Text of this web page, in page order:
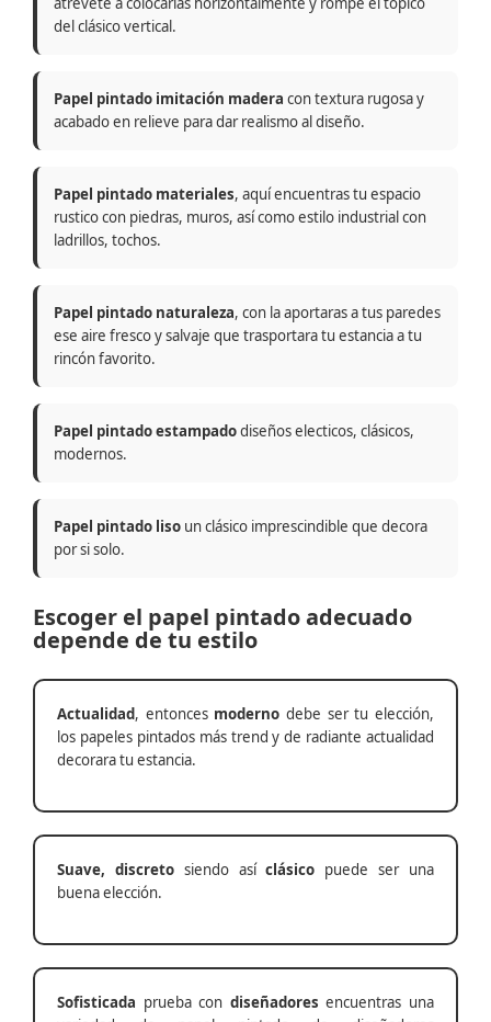
del clásico vertical.
Papel pintado imitación madera con textura rugosa y
acabado en relieve para dar realismo al diseño.
Papel pintado materiales, aquí encuentras tu espacio
rustico con piedras, muros, así como estilo industrial con
ladrillos, tochos.
Papel pintado naturaleza, con la aportaras a tus paredes
ese aire fresco y salvaje que trasportara tu estancia a tu
rincón favorito.
Papel pintado estampadodiseños electicos, clásicos,
modernos.
Papel pintado liso un clásico imprescindible que decora
por si solo.
Escoger el papel pintado adecuado
depende de tu estilo
Actualidad, entonces moderno debe ser tu elección,
los papeles pintados más trend y de radiante actualidad
decorara tu estancia.
Suave, discretosiendo asíclásico puede ser una
buena elección.
Sofisticada prueba con diseñadores encuentras una